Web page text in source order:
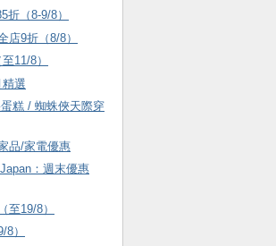
折（8-9/8）
店9折（8/8）
11/8）
選
糕 / 蜘蛛俠天際穿
品/家電優惠
：週末優惠
至19/8）
）